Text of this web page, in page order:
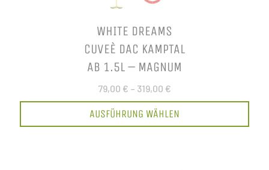
WHITE DREAMS
CUVEÈ DAC KAMPTAL
AB 1.5L – MAGNUM
79,00 € – 319,00 €
AUSFÜHRUNG WÄHLEN